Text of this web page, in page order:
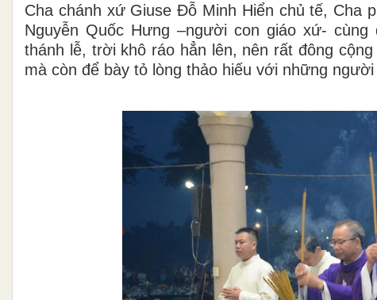
Cha chánh xứ Giuse Đỗ Minh Hiển chủ tế, Cha
Nguyễn Quốc Hưng –người con giáo xứ-
thánh lễ, trời khô ráo hẳn lên, nên rất đông
mà còn để bày tỏ lòng thảo hiếu với những